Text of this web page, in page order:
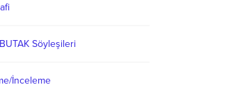
Söyleşileri
İnceleme